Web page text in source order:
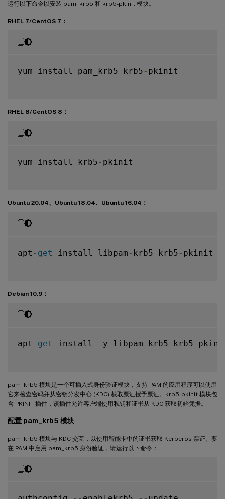
运行以下命令以安装 pam_krb5 和 krb5-pkinit 模块。
RHEL 7/CentOS 7：
yum install pam_krb5 krb5 - pkinit
RHEL 8/CentOS 8：
yum install krb5 - pkinit
Ubuntu 20.04、Ubuntu 18.04、Ubuntu 16.04：
apt - get install libpam - krb5 krb5 - pkinit
Debian 10.9：
apt - get install - y libpam - krb5 krb5 -
pam_krb5 模块是一个可插入式身份验证模块，支持 PAM 的应用程序可以使用
它来检查密码并从密钥分发中心 (KDC) 获取票证授予票证。krb5-pkinit 模块包
含 PKINIT 插件，该插件允许客户端使用私钥和证书从 KDC 获取初始凭据。
配置 pam_krb5 模块
pam_krb5 模块与 KDC 交互，以使用智能卡中的证书获取 Kerberos 票证。要
在 PAM 中启用 pam_krb5 身份验证，请运行以下命令：